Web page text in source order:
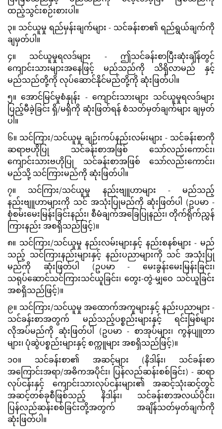
ထည့်သွင်းစဉ်းစားပါ။
၃။ သင်ယူမှု ရည်မှန်းချက်များ - သင်ခန်းစာ၏ ရည်ရွယ်ချက်ကို
ချမှတ်ပါ။
၄။ သင်ယူမှုရလဒ်များ - ဤသင်ခန်းစာပြီးဆုံးချိန်တွင်
ကျောင်းသားများအနေဖြင့် မည်သည်ကို သိရှိလာမည် နှင့်
မည်သည်တို့ကို လုပ်ဆောင်နိုင်မည်တို့ကို ဆုံးဖြတ်ပါ။
၅။ အောင်မြင်မှုစံနှုန်း - ကျောင်းသားများ သင်ယူမှုရလဒ်များ
ပြည့်မီခဲ့ခြင်း ရှိ/မရှိကို ဆုံးဖြတ်ရန် စံသတ်မှတ်ချက်များ ချမှတ်
ပါ။
၆။ သင်ကြား/သင်ယူမှု ချဉ်းကပ်နည်းလမ်းများ - သင်ခန်းစာကို
ဆရာဗဟိုပြု သင်ခန်းစာအဖြစ် သော်လည်းကောင်း၊
ကျောင်းသားဗဟိုပြု သင်ခန်းစာအဖြစ် သော်လည်းကောင်း၊
မည်သို့ သင်ကြားမည်ကို ဆုံးဖြတ်ပါ။
၇။ သင်ကြား/သင်ယူမှု နည်းဗျူဟာများ - မည်သည့်
နည်းဗျူဟာများကို သင် အသုံးပြုမည်ကို ဆုံးဖြတ်ပါ (ဥပမာ -
စုံစမ်းမေးမြန်းခြင်းနည်း၊ စီမံချက်အခြေပြုနည်း၊ တိုက်ရိုက်ညွှန်
ကြားနည်း အစရှိသည်ဖြင့်)။
၈။ သင်ကြား/သင်ယူမှု နည်းလမ်းများနှင့် နည်းစနစ်များ - မည်
သည့် သင်ကြားနည်းများနှင့် နည်းပညာများကို သင် အသုံးပြု
မည်ကို ဆုံးဖြတ်ပါ (ဥပမာ - မေးခွန်းမေးမြန်းခြင်း၊
သရုပ်ဆောင်သင်ကြားသင်ယူခြင်း၊ တွေး-တွဲ-မျှဝေ သင်ယူခြင်း
အစရှိသည်ဖြင့်)။
၉။ သင်ကြား/သင်ယူမှု အထောက်အကူများနှင့် နည်းပညာများ -
သင်ခန်းစာအတွက် မည်သည့်ပစ္စည်းများနှင့် ရင်းမြစ်များ
လိုအပ်မည်ကို ဆုံးဖြတ်ပါ (ဥပမာ - စာအုပ်များ၊ ကွန်ပျူတာ
များ၊ ပုံဆွဲပစ္စည်းများနှင့် စက္ကူများ အစရှိသည်ဖြင့်)။
၁ဝ။ သင်ခန်းစာ၏ အဆင့်များ (နိဒါန်း၊ သင်ခန်းစာ
အကြောင်းအရာ/အဓိကအပိုင်း၊ ပြန်လည်ဆန်းစစ်ခြင်း) - ဆရာ
လုပ်ငန်းနှင့် ကျောင်းသားလုပ်ငန်းများ၏ အဆင့်သုံးဆင့်တွင်
အဆင့်တစ်ခုစီဖြစ်သည့် နိဒါန်း၊ သင်ခန်းစာအလယ်ပိုင်း၊
ပြန်လည်ဆန်းစစ်ခြင်းတို့အတွက် အချိန်သတ်မှတ်ချက်ကို
ဆုံးဖြတ်ပါ။